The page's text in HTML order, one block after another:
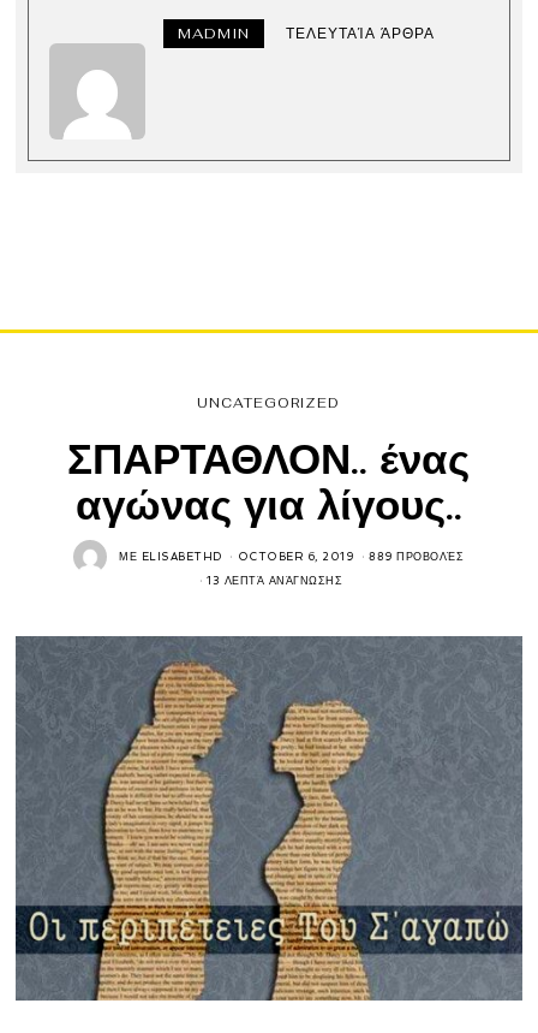
MADMIN ΤΕΛΕΥΤΑΊΑ ΆΡΘΡΑ
UNCATEGORIZED
ΣΠΑΡΤΑΘΛΟΝ.. ένας
αγώνας για λίγους..
ΜΕ ELISABETHD OCTOBER 6, 2019 889 ΠΡΟΒΟΛΈΣ
13 ΛΕΠΤΆ ΑΝΆΓΝΩΣΗΣ